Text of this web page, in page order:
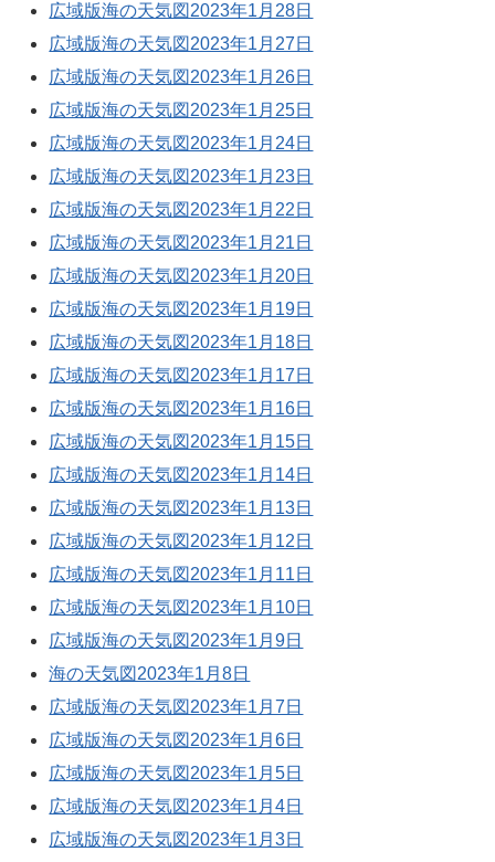
広域版海の天気図2023年1月28日
広域版海の天気図2023年1月27日
広域版海の天気図2023年1月26日
広域版海の天気図2023年1月25日
広域版海の天気図2023年1月24日
広域版海の天気図2023年1月23日
広域版海の天気図2023年1月22日
広域版海の天気図2023年1月21日
広域版海の天気図2023年1月20日
広域版海の天気図2023年1月19日
広域版海の天気図2023年1月18日
広域版海の天気図2023年1月17日
広域版海の天気図2023年1月16日
広域版海の天気図2023年1月15日
広域版海の天気図2023年1月14日
広域版海の天気図2023年1月13日
広域版海の天気図2023年1月12日
広域版海の天気図2023年1月11日
広域版海の天気図2023年1月10日
広域版海の天気図2023年1月9日
海の天気図2023年1月8日
広域版海の天気図2023年1月7日
広域版海の天気図2023年1月6日
広域版海の天気図2023年1月5日
広域版海の天気図2023年1月4日
広域版海の天気図2023年1月3日